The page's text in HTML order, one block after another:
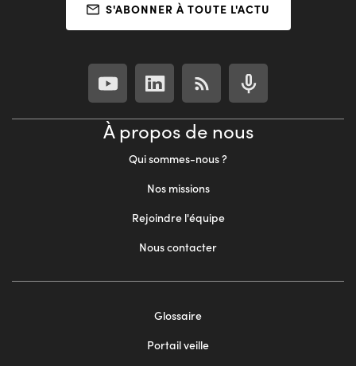
S'ABONNER À TOUTE L'ACTU
À propos de nous
Qui sommes-nous ?
Nos missions
Rejoindre l'équipe
Nous contacter
Glossaire
Portail veille